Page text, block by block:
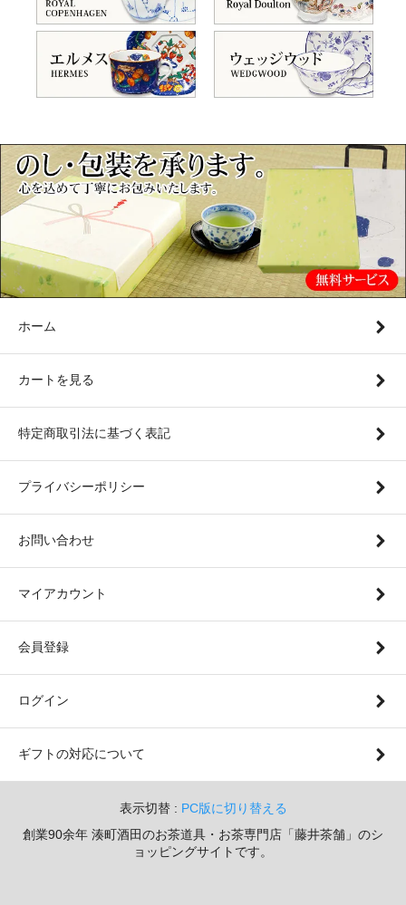
ホーム
カートを見る
特定商取引法に基づく表記
プライバシーポリシー
お問い合わせ
マイアカウント
会員登録
ログイン
ギフトの対応について
表示切替 : PC版に切り替える
創業90余年 湊町酒田のお茶道具・お茶専門店「藤井茶舗」のシ
ョッピングサイトです。